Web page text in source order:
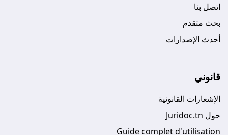
اتصل بنا
بحث متقدم
أحدث الإصدارات
قانوني
الإشعارات القانونية
حول Juridoc.tn
Guide complet d'utilisation